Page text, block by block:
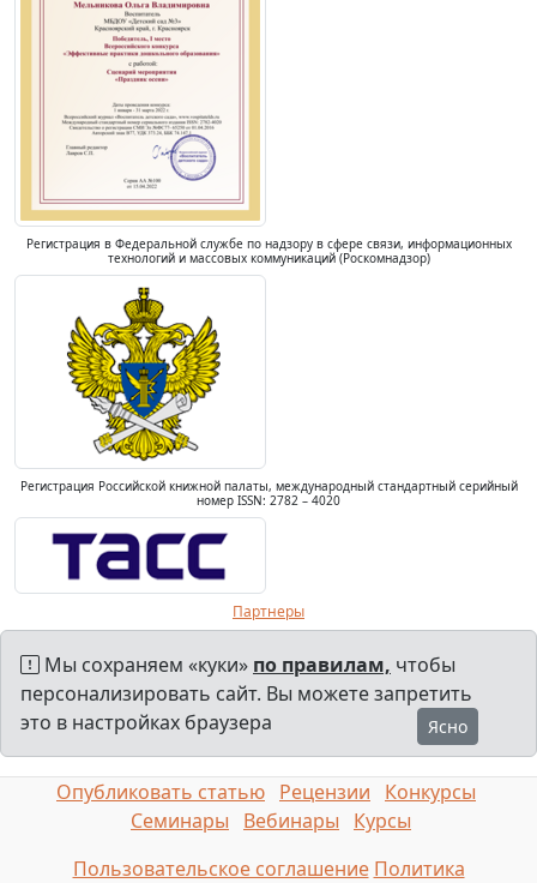
Регистрация в Федеральной службе по надзору в сфере связи, информационных
технологий и массовых коммуникаций (Роскомнадзор)
Регистрация Российской книжной палаты, международный стандартный серийный
номер ISSN: 2782 – 4020
Партнеры
Мы сохраняем «куки» по правилам, чтобы
персонализировать сайт. Вы можете запретить
это в настройках браузера
Ясно
Опубликовать статью Рецензии
Конкурсы
Семинары
Вебинары
Курсы
Пользовательское соглашение Политика